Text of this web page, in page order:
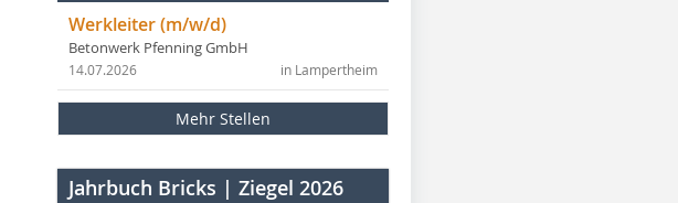
Werkleiter (m/w/d)
Betonwerk Pfenning GmbH
in Lampertheim
14.07.2026
Mehr Stellen
Jahrbuch Bricks | Ziegel 2026